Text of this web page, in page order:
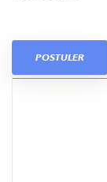
POSTULER